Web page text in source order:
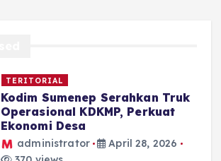
TERITORIAL
Kodim Sumenep Serahkan Truk
Operasional KDKMP, Perkuat
Ekonomi Desa
administrator
April 28, 2026